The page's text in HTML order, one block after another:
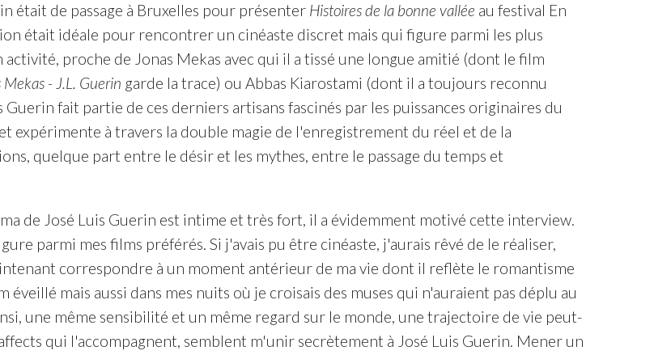
était de passage à Bruxelles pour présenter Histoires de la bonne vallée au festival En
était idéale pour rencontrer un cinéaste discret mais qui figure parmi les plus
proche de Jonas Mekas avec qui il a tissé une longue amitié (dont le film
- J.L. Guerin garde la trace) ou Abbas Kiarostami (dont il a toujours reconnu
Guerin fait partie de ces derniers artisans fascinés par les puissances originaires du
expérimente à travers la double magie de l'enregistrement du réel et de la
quelque part entre le désir et les mythes, entre le passage du temps et
de José Luis Guerin est intime et très fort, il a évidemment motivé cette interview.
parmi mes films préférés. Si j'avais pu être cinéaste, j'aurais rêvé de le réaliser,
correspondre à un moment antérieur de ma vie dont il reflète le romantisme
éveillé mais aussi dans mes nuits où je croisais des muses qui n'auraient pas déplu au
une même sensibilité et un même regard sur le monde, une trajectoire de vie peut-
qui l'accompagnent, semblent m'unir secrètement à José Luis Guerin. Mener un